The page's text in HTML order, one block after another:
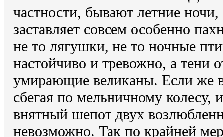
частности, бывают летние ночи,
заставляет совсем особенно
не то лягушки, не то ночные
настойчиво и тревожно, а тени
умирающие великаны. Если же
сбегая по мельничному колесу,
внятный шепот двух
невозможно. Так по крайней